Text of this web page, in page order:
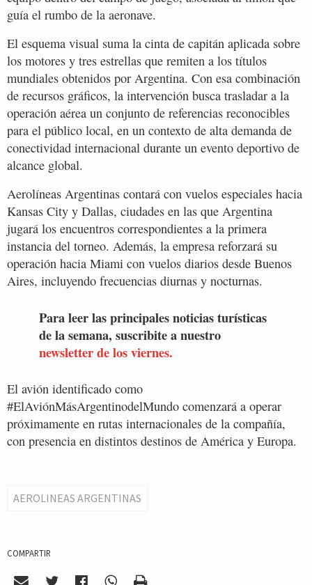
guía el rumbo de la aeronave.
El esquema visual suma la cinta de capitán aplicada sobre
los motores y tres estrellas que remiten a los títulos
mundiales obtenidos por Argentina. Con esa combinación
de recursos gráficos, la intervención busca trasladar a la
operación aérea un conjunto de referencias reconocibles
para el público local, en un contexto de alta demanda de
conectividad internacional durante un evento deportivo de
alcance global.
Aerolíneas Argentinas contará con vuelos especiales hacia
Kansas City y Dallas, ciudades en las que Argentina
jugará los encuentros correspondientes a la primera
instancia del torneo. Además, la empresa reforzará su
operación hacia Miami con vuelos diarios desde Buenos
Aires, incluyendo frecuencias diurnas y nocturnas.
Para leer las principales noticias turísticas
de la semana, suscribite a nuestro
newsletter de los viernes.
El avión identificado como
#ElAviónMásArgentinodelMundo comenzará a operar
próximamente en rutas internacionales de la compañía,
con presencia en distintos destinos de América y Europa.
AEROLINEAS ARGENTINAS
COMPARTIR